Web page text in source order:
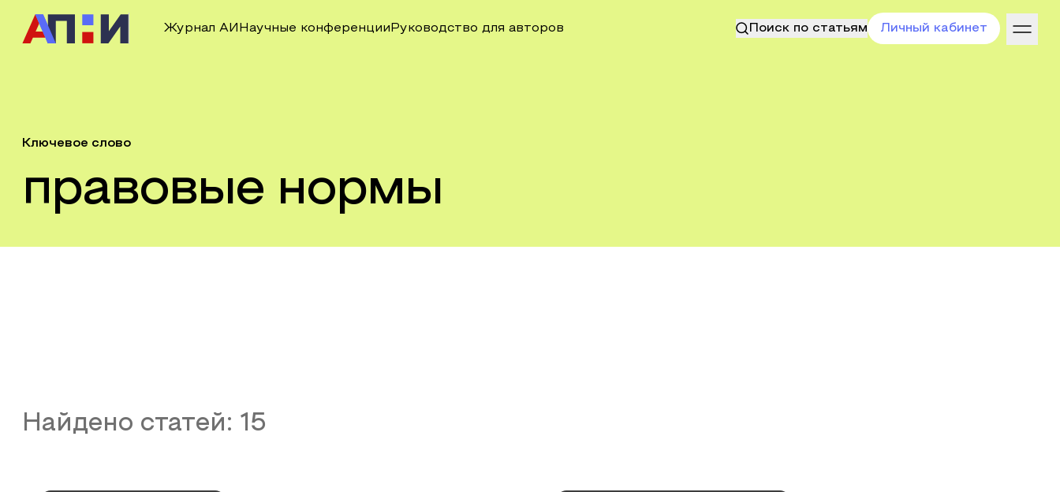
Журнал АИ Научные конференции Руководство для авторов Поиск по статьям Личный кабинет
Ключевое слово
правовые нормы
Найдено статей: 15